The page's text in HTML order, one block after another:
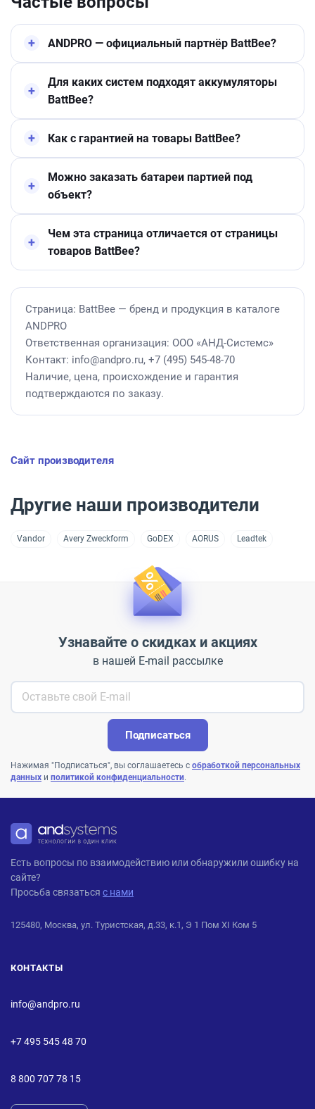
ANDPRO — официальный партнёр BattBee?
Для каких систем подходят аккумуляторы
BattBee?
Как с гарантией на товары BattBee?
Можно заказать батареи партией под
объект?
Чем эта страница отличается от страницы
товаров BattBee?
Страница: BattBee — бренд и продукция в каталоге
ANDPRO
Ответственная организация: ООО «АНД-Системс»
Контакт: info@andpro.ru, +7 (495) 545-48-70
Наличие, цена, происхождение и гарантия
подтверждаются по заказу.
Сайт производителя
Другие наши производители
Vandor Avery Zweckform GoDEX AORUS Leadtek
Узнавайте о скидках и акциях
в нашей E-mail рассылке
Подписаться
Нажимая "Подписаться", вы соглашаетесь с обработкой персональных
данных и политикой конфиденциальности.
ANDPRO
Есть вопросы по взаимодействию или обнаружили ошибку на
сайте?
Просьба связаться с нами
125480, Москва, ул. Туристская, д.33, к.1, Э 1 Пом XI Ком 5
КОНТАКТЫ
info@andpro.ru
+7 495 545 48 70
8 800 707 78 15